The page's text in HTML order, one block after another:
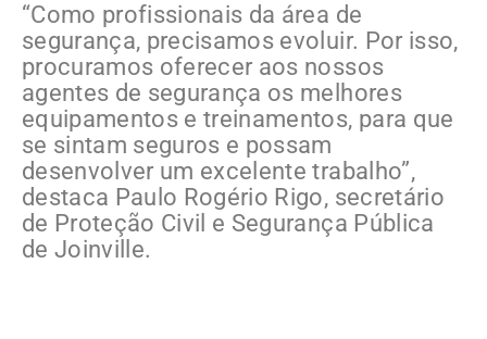
“Como profissionais da área de
segurança, precisamos evoluir. Por isso,
procuramos oferecer aos nossos
agentes de segurança os melhores
equipamentos e treinamentos, para que
se sintam seguros e possam
desenvolver um excelente trabalho”,
destaca Paulo Rogério Rigo, secretário
de Proteção Civil e Segurança Pública
de Joinville.